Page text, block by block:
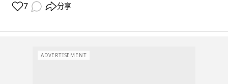
7 分享
ADVERTISEMENT